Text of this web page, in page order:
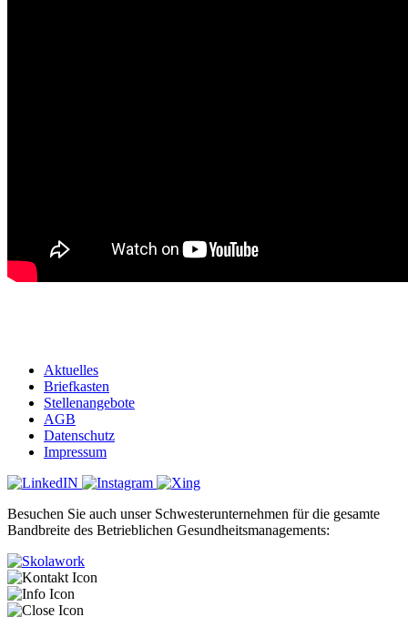
Aktuelles
Briefkasten
Stellenangebote
AGB
Datenschutz
Impressum
Besuchen Sie auch unser Schwesterunternehmen für die gesamte
Bandbreite des Betrieblichen Gesundheitsmanagements: